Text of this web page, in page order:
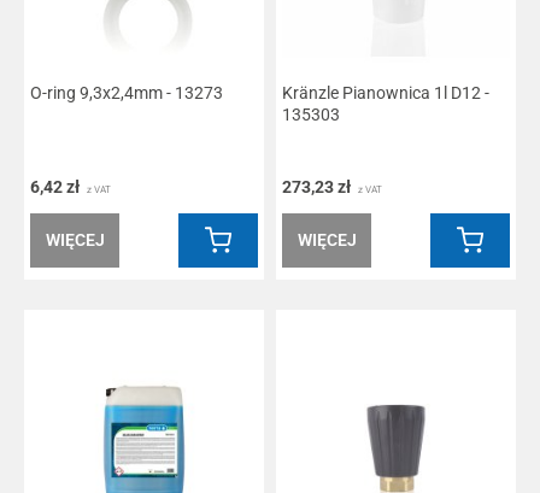
O-ring 9,3x2,4mm - 13273
6,42 zł z VAT
WIĘCEJ
Kränzle Pianownica 1l D12 -
135303
273,23 zł z VAT
WIĘCEJ